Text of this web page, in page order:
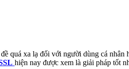
quá xa lạ đối với người dùng cá
hiện nay được xem là giải pháp tốt